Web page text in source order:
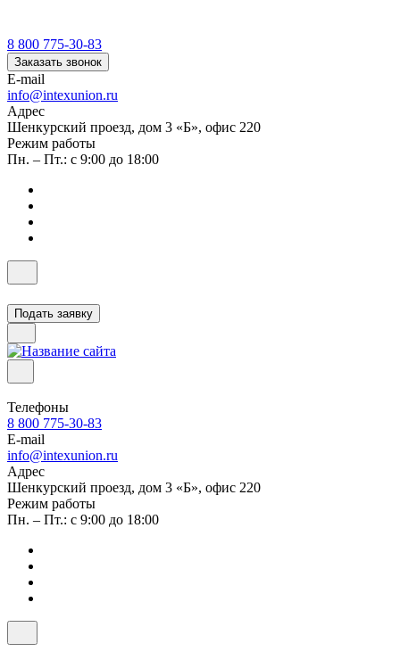
8 800 775-30-83
Заказать звонок
E-mail
info@intexunion.ru
Адрес
Шенкурский проезд, дом 3 «Б», офис 220
Режим работы
Пн. – Пт.: с 9:00 до 18:00
Подать заявку
Телефоны
8 800 775-30-83
E-mail
info@intexunion.ru
Адрес
Шенкурский проезд, дом 3 «Б», офис 220
Режим работы
Пн. – Пт.: с 9:00 до 18:00